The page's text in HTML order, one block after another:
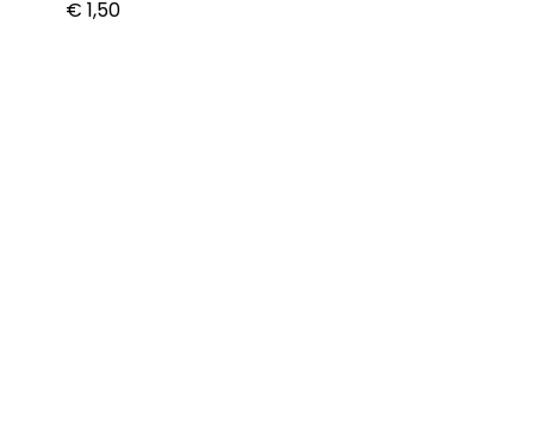
€ 1,50